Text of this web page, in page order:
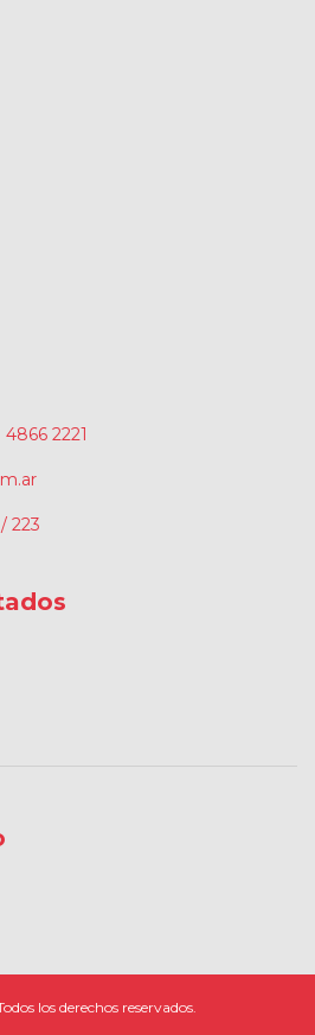
2221
223
los derechos reservados.